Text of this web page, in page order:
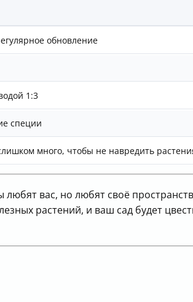
обновление
1:3
специи
много, чтобы не навредить
вас, но любят своё
растений, и ваш сад будет